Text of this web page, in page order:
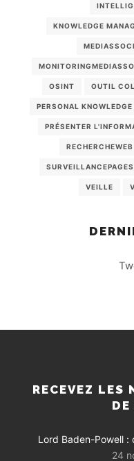
KNOWLEDGE
OSINT OUTIL
PERSONAL
PRÉSENTER
RECHERCHEWEB
VEILLE
RECEVEZ LES
DE
Lord Baden-Powell :
24